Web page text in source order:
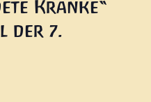
Kranke“
der 7.